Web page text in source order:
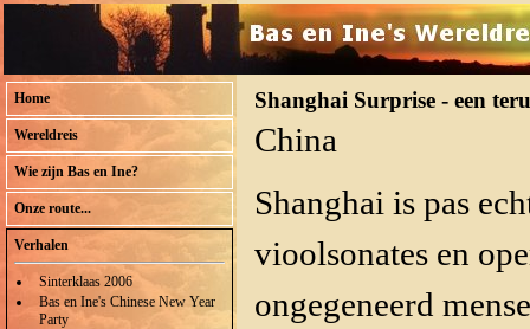
Home
Wereldreis
Wie zijn Bas en Ine?
Onze route...
Verhalen
Sinterklaas 2006
Bas en Ine's Chinese New Year
Party
Shanghai Surprise - een
China
Shanghai is pas
vioolsonates en
ongegeneerd